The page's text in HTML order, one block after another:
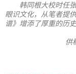
韩同根大校时任
眼识文化，从笔者提
谱》增添了厚重的历史
供